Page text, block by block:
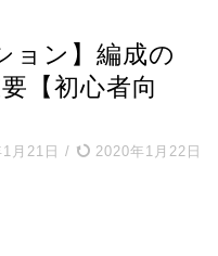
ョン】編成の
【初心者向
月21日 / 2020年1月22日